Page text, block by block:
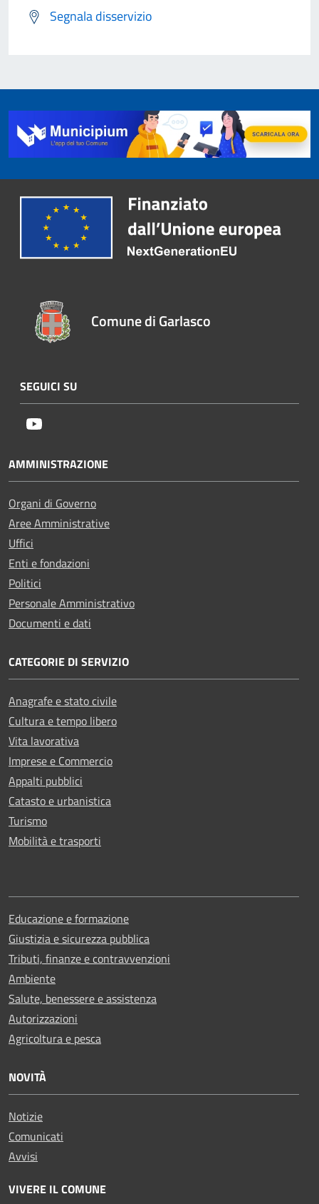
Segnala disservizio
Comune di Garlasco
SEGUICI SU
AMMINISTRAZIONE
Organi di Governo
Aree Amministrative
Uffici
Enti e fondazioni
Politici
Personale Amministrativo
Documenti e dati
CATEGORIE DI SERVIZIO
Anagrafe e stato civile
Cultura e tempo libero
Vita lavorativa
Imprese e Commercio
Appalti pubblici
Catasto e urbanistica
Turismo
Mobilità e trasporti
Educazione e formazione
Giustizia e sicurezza pubblica
Tributi, finanze e contravvenzioni
Ambiente
Salute, benessere e assistenza
Autorizzazioni
Agricoltura e pesca
NOVITÀ
Notizie
Comunicati
Avvisi
VIVERE IL COMUNE